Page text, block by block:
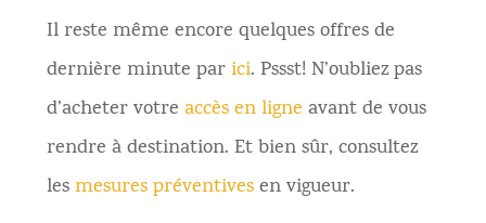
Il reste même encore quelques offres de
dernière minute parici. Pssst! N’oubliez pas
d’acheter votre accès en ligne avant de vous
rendre à destination. Et bien sûr, consultez
lesmesures préventivesen vigueur.